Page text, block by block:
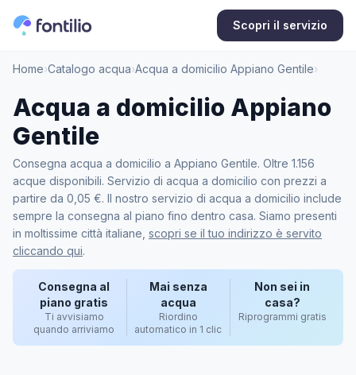
Scopri il servizio
Home›Catalogo acqua›Acqua a domicilio Appiano Gentile›
Acqua a domicilio Appiano
Gentile
Consegna acqua a domicilio a Appiano Gentile. Oltre 1.156
acque disponibili. Servizio di acqua a domicilio con prezzi a
partire da 0,05 €. Il nostro servizio di acqua a domicilio include
sempre la consegna al piano fino dentro casa. Siamo presenti
in moltissime città italiane, scopri se il tuo indirizzo è servito
cliccando qui.
Consegna al
piano gratis
Ti avvisiamo
quando arriviamo
Mai senza
acqua
Riordino
automatico in 1 clic
Non sei in
casa?
Riprogrammi gratis